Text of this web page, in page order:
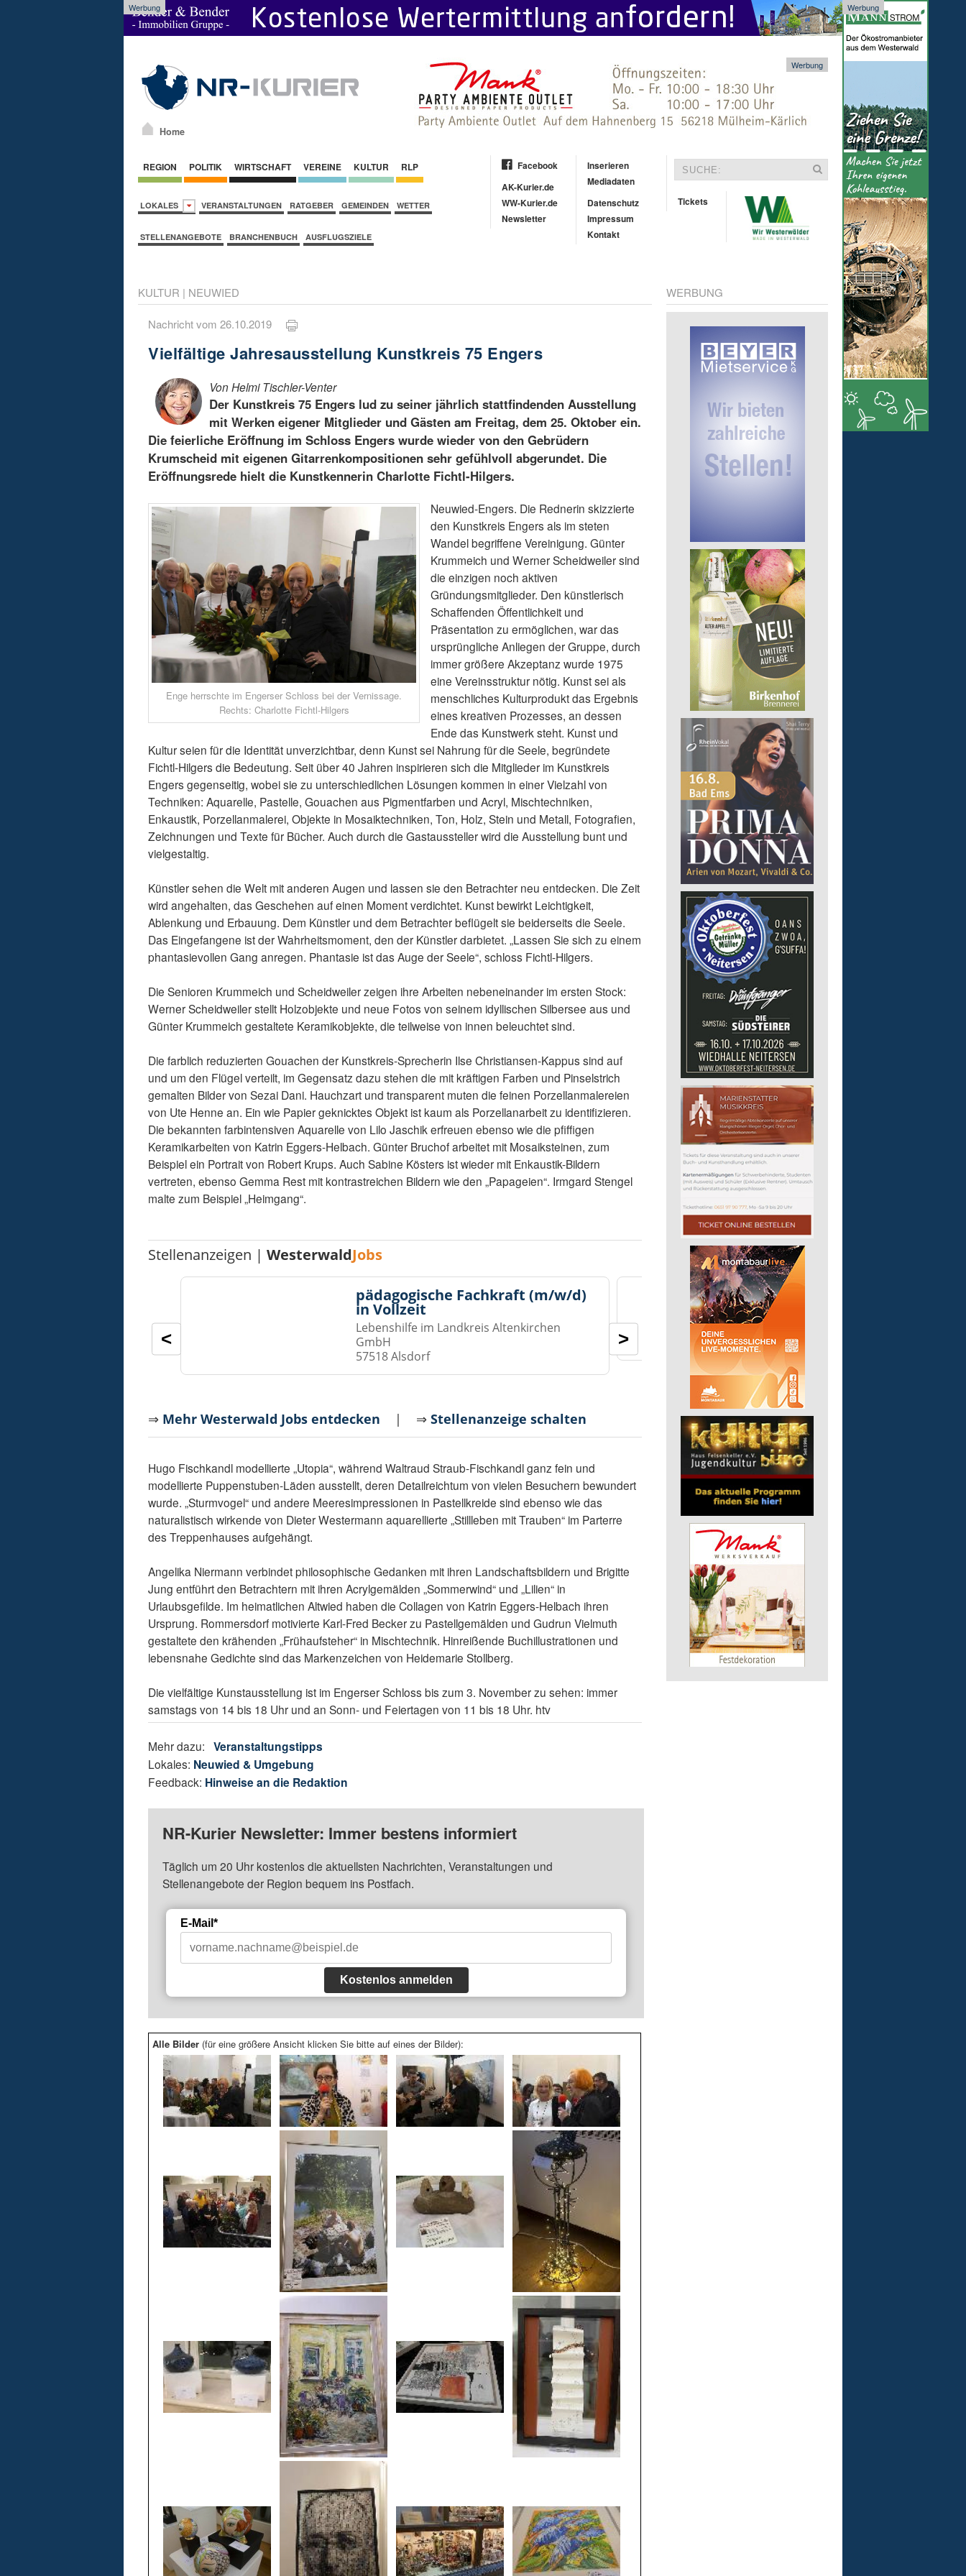
Werbung Werbung
Home
Werbung
REGION POLITIK WIRTSCHAFT VEREINE KULTUR RLP
LOKALES VERANSTALTUNGEN RATGEBER GEMEINDEN WETTER
STELLENANGEBOTE BRANCHENBUCH AUSFLUGSZIELE
Facebook
AK-Kurier.de
WW-Kurier.de
Newsletter
Inserieren
Mediadaten
Datenschutz
Impressum
Kontakt
Tickets
KULTUR | NEUWIED
Nachricht vom 26.10.2019
Vielfältige Jahresausstellung Kunstkreis 75 Engers
Von Helmi Tischler-Venter
Der Kunstkreis 75 Engers lud zu seiner jährlich stattfindenden Ausstellung
mit Werken eigener Mitglieder und Gästen am Freitag, dem 25. Oktober ein.
Die feierliche Eröffnung im Schloss Engers wurde wieder von den Gebrüdern
Krumscheid mit eigenen Gitarrenkompositionen sehr gefühlvoll abgerundet. Die
Eröffnungsrede hielt die Kunstkennerin Charlotte Fichtl-Hilgers.
Enge herrschte im Engerser Schloss bei der Vernissage.
Rechts: Charlotte Fichtl-Hilgers
Neuwied-Engers. Die Rednerin skizzierte
den Kunstkreis Engers als im steten
Wandel begriffene Vereinigung. Günter
Krummeich und Werner Scheidweiler sind
die einzigen noch aktiven
Gründungsmitglieder. Den künstlerisch
Schaffenden Öffentlichkeit und
Präsentation zu ermöglichen, war das
ursprüngliche Anliegen der Gruppe, durch
immer größere Akzeptanz wurde 1975
eine Vereinsstruktur nötig. Kunst sei als
menschliches Kulturprodukt das Ergebnis
eines kreativen Prozesses, an dessen
Ende das Kunstwerk steht. Kunst und
Kultur seien für die Identität unverzichtbar, denn Kunst sei Nahrung für die Seele, begründete
Fichtl-Hilgers die Bedeutung. Seit über 40 Jahren inspirieren sich die Mitglieder im Kunstkreis
Engers gegenseitig, wobei sie zu unterschiedlichen Lösungen kommen in einer Vielzahl von
Techniken: Aquarelle, Pastelle, Gouachen aus Pigmentfarben und Acryl, Mischtechniken,
Enkaustik, Porzellanmalerei, Objekte in Mosaiktechniken, Ton, Holz, Stein und Metall, Fotografien,
Zeichnungen und Texte für Bücher. Auch durch die Gastaussteller wird die Ausstellung bunt und
vielgestaltig.
Künstler sehen die Welt mit anderen Augen und lassen sie den Betrachter neu entdecken. Die Zeit
wird angehalten, das Geschehen auf einen Moment verdichtet. Kunst bewirkt Leichtigkeit,
Ablenkung und Erbauung. Dem Künstler und dem Betrachter beflügelt sie beiderseits die Seele.
Das Eingefangene ist der Wahrheitsmoment, den der Künstler darbietet. „Lassen Sie sich zu einem
phantasievollen Gang anregen. Phantasie ist das Auge der Seele“, schloss Fichtl-Hilgers.
Die Senioren Krummeich und Scheidweiler zeigen ihre Arbeiten nebeneinander im ersten Stock:
Werner Scheidweiler stellt Holzobjekte und neue Fotos von seinem idyllischen Silbersee aus und
Günter Krummeich gestaltete Keramikobjekte, die teilweise von innen beleuchtet sind.
Die farblich reduzierten Gouachen der Kunstkreis-Sprecherin Ilse Christiansen-Kappus sind auf
und um den Flügel verteilt, im Gegensatz dazu stehen die mit kräftigen Farben und Pinselstrich
gemalten Bilder von Sezai Dani. Hauchzart und transparent muten die feinen Porzellanmalereien
von Ute Henne an. Ein wie Papier geknicktes Objekt ist kaum als Porzellanarbeit zu identifizieren.
Die bekannten farbintensiven Aquarelle von Lilo Jaschik erfreuen ebenso wie die pfiffigen
Keramikarbeiten von Katrin Eggers-Helbach. Günter Bruchof arbeitet mit Mosaiksteinen, zum
Beispiel ein Portrait von Robert Krups. Auch Sabine Kösters ist wieder mit Enkaustik-Bildern
vertreten, ebenso Gemma Rest mit kontrastreichen Bildern wie den „Papageien“. Irmgard Stengel
malte zum Beispiel „Heimgang“.
Stellenanzeigen |WesterwaldJobs
pädagogische Fachkraft (m/w/d)
in Vollzeit
Lebenshilfe im Landkreis Altenkirchen
GmbH
57518 Alsdorf
51598 Friesenhagen
< >
⇒ Mehr Westerwald Jobs entdecken | ⇒Stellenanzeige schalten
Hugo Fischkandl modellierte „Utopia“, während Waltraud Straub-Fischkandl ganz fein und
modellierte Puppenstuben-Läden ausstellt, deren Detailreichtum von vielen Besuchern bewundert
wurde. „Sturmvogel“ und andere Meeresimpressionen in Pastellkreide sind ebenso wie das
naturalistisch wirkende von Dieter Westermann aquarellierte „Stillleben mit Trauben“ im Parterre
des Treppenhauses aufgehängt.
Angelika Niermann verbindet philosophische Gedanken mit ihren Landschaftsbildern und Brigitte
Jung entführt den Betrachtern mit ihren Acrylgemälden „Sommerwind“ und „Lilien“ in
Urlaubsgefilde. Im heimatlichen Altwied haben die Collagen von Katrin Eggers-Helbach ihren
Ursprung. Rommersdorf motivierte Karl-Fred Becker zu Pastellgemälden und Gudrun Vielmuth
gestaltete den krähenden „Frühaufsteher“ in Mischtechnik. Hinreißende Buchillustrationen und
lebensnahe Gedichte sind das Markenzeichen von Heidemarie Stollberg.
Die vielfältige Kunstausstellung ist im Engerser Schloss bis zum 3. November zu sehen: immer
samstags von 14 bis 18 Uhr und an Sonn- und Feiertagen von 11 bis 18 Uhr. htv
Mehr dazu:Veranstaltungstipps
Lokales: Neuwied & Umgebung
Feedback: Hinweise an die Redaktion
NR-Kurier Newsletter: Immer bestens informiert
Täglich um 20 Uhr kostenlos die aktuellsten Nachrichten, Veranstaltungen und
Stellenangebote der Region bequem ins Postfach.
E-Mail*
Kostenlos anmelden
Alle Bilder (für eine größere Ansicht klicken Sie bitte auf eines der Bilder):
WERBUNG